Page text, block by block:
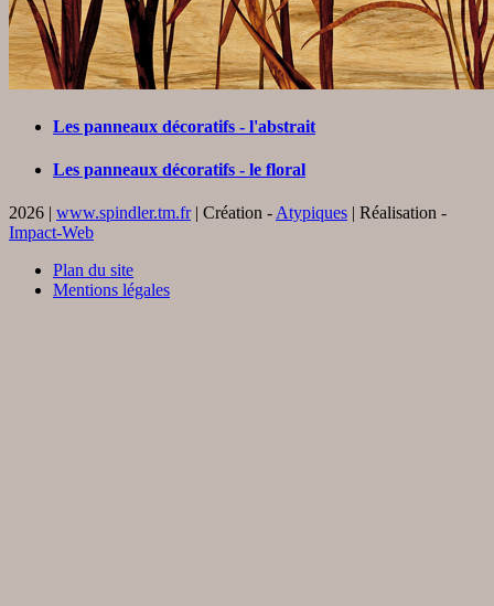
Les panneaux décoratifs - l'abstrait
Les panneaux décoratifs - le floral
2026 | www.spindler.tm.fr| Création -Atypiques | Réalisation -
Impact-Web
Plan du site
Mentions légales